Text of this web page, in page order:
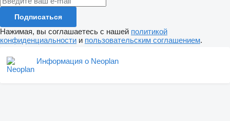
Подписаться
Нажимая, вы соглашаетесь с нашей политикой
конфиденциальности и пользовательским соглашением.
Информация о Neoplan